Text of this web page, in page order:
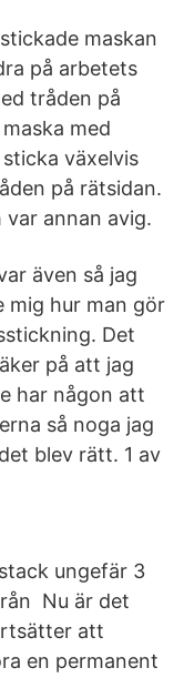
maskan
på arbetets
tråden på
med
växelvis
på rätsidan.
annan avig.
även så jag
mig hur man gör
Det
på att jag
har någon att
så noga jag
blev rätt. 1 av
ungefär 3
Nu är det
att
en permanent